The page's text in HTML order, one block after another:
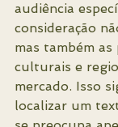
audiência
consideração
mas também
culturais e
mercado. Isso
localizar um